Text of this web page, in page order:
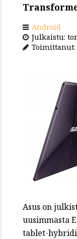
Android
Julkaistu:
Toimittanut:
Asus on
uusimmasta
tablet-